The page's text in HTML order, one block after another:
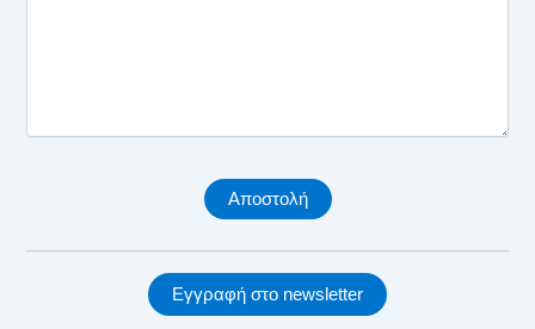
Εγγραφή στο newsletter